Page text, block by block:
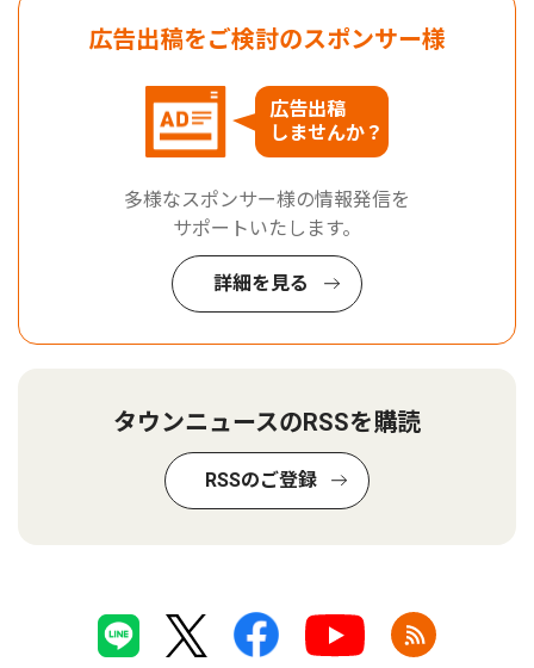
広告出稿をご検討のスポンサー様
広告出稿
しませんか？
多様なスポンサー様の情報発信を
サポートいたします。
詳細を見る
タウンニュースのRSSを購読
RSSのご登録